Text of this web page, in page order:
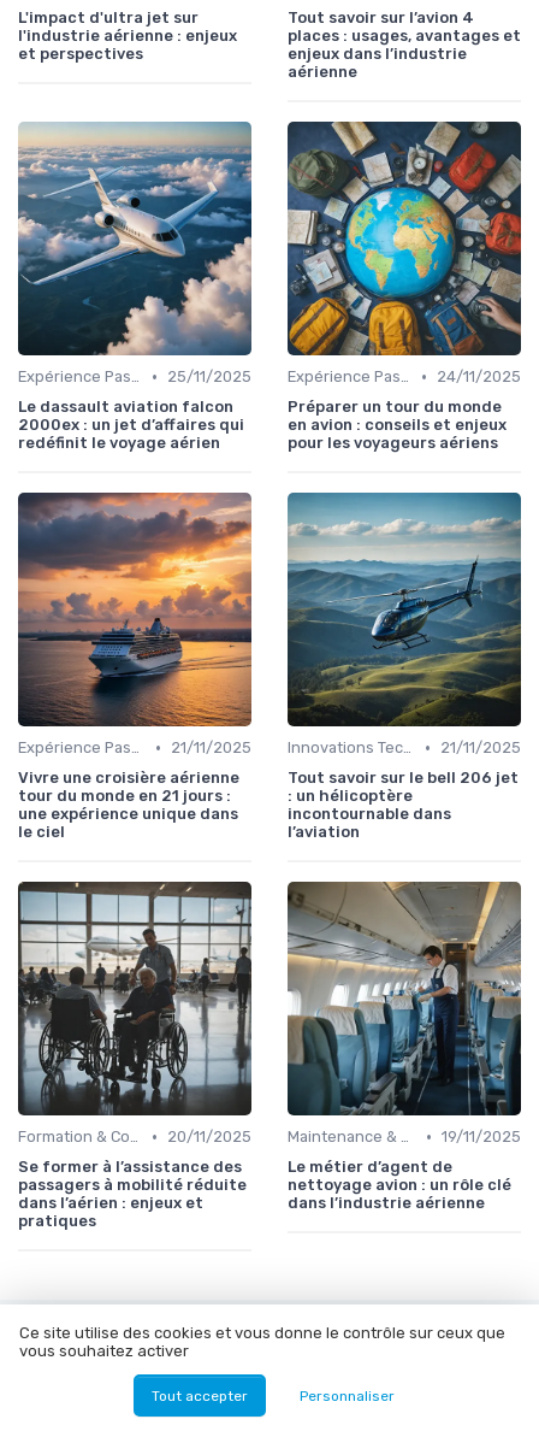
L'impact d'ultra jet sur
l'industrie aérienne : enjeux
et perspectives
Tout savoir sur l’avion 4
places : usages, avantages et
enjeux dans l’industrie
aérienne
Expérience Passager •
25/11/2025
Le dassault aviation falcon
2000ex : un jet d’affaires qui
redéfinit le voyage aérien
Expérience Passager •
24/11/2025
Préparer un tour du monde
en avion : conseils et enjeux
pour les voyageurs aériens
Expérience Passager •
21/11/2025
Vivre une croisière aérienne
tour du monde en 21 jours :
une expérience unique dans
le ciel
Innovations Technologiques •
21/11/2025
Tout savoir sur le bell 206 jet
: un hélicoptère
incontournable dans
l’aviation
Formation & Compétences •
20/11/2025
Se former à l’assistance des
passagers à mobilité réduite
dans l’aérien : enjeux et
pratiques
Maintenance & Entretien • 19/11/2025
Le métier d’agent de
nettoyage avion : un rôle clé
dans l’industrie aérienne
Les articles par date
Novembre 2023
Décembre 2023
Ce site utilise des cookies et vous donne le contrôle sur ceux que
vous souhaitez activer
Tout accepter Personnaliser